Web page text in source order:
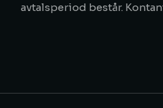
avtalsperiod består.